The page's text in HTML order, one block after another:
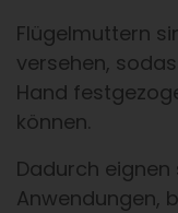
Flügelmuttern
versehen,
Hand
können.
Dadurch
Anwendungen,